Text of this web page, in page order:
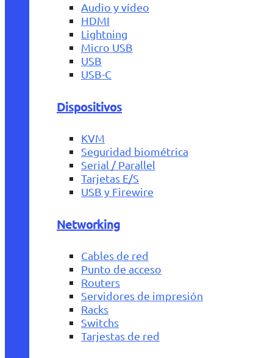
Audio y vídeo
HDMI
Lightning
Micro USB
USB
USB-C
Dispositivos
KVM
Seguridad biométrica
Serial / Parallel
Tarjetas E/S
USB y Firewire
Networking
Cables de red
Punto de acceso
Routers
Servidores de impresión
Racks
Switchs
Tarjestas de red